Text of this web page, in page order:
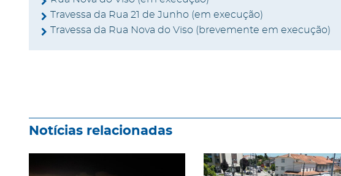
Travessa da Rua 21 de Junho (em execução)
Travessa da Rua Nova do Viso (brevemente em execução)
Notícias relacionadas